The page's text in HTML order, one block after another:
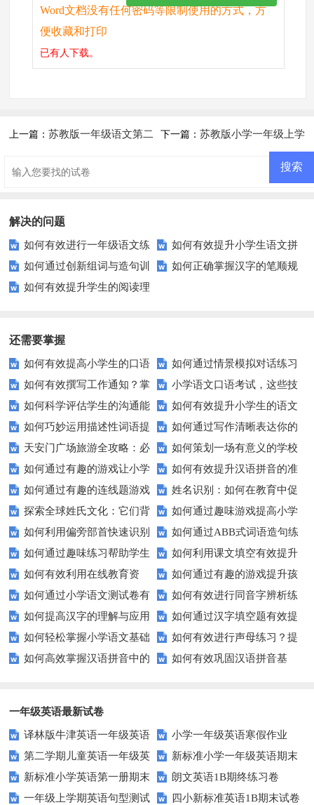
Word文档没有任何密码等限制使用的方式，方
便收藏和打印
已有人下载。
上一篇：苏教版一年级语文第二 下一篇： 苏教版小学一年级上学
解决的问题
如何有效进行一年级语文练
习？这里有你需要的方法和资
源！
如何有效提升小学生语文拼
音测试成绩？家长和老师必看！
如何通过创新组词与造句训
练提升学生的语言表达力？
如何正确掌握汉字的笔顺规
如何有效提升学生的阅读理
还需要掌握
如何有效提高小学生的口语
交际测试成绩？
如何通过情景模拟对话练习
提高你的沟通能力？
如何有效撰写工作通知？掌
握这些技巧让你的通知更专业！
小学语文口语考试，这些技
巧让孩子自信应考？
如何科学评估学生的沟通能
力？
如何有效提升小学生的语文
拼写能力？
如何巧妙运用描述性词语提
升教育效果？
如何通过写作清晰表达你的
愿望？
天安门广场旅游全攻略：必
看的历史与文化景点
如何策划一场有意义的学校
升旗仪式？
如何通过有趣的游戏让小学
生轻松掌握常见姓氏？
如何有效提升汉语拼音的准
确性和流利度？这里有妙招！
如何通过有趣的连线题游戏
提升孩子的逻辑思维能力？
姓名识别：如何在教育中促
进个性化学习？
探索全球姓氏文化：它们背
后隐藏的故事？
如何通过趣味游戏提高小学
生的拼音水平？
如何利用偏旁部首快速识别
汉字？
如何通过ABB式词语造句练
习提高孩子的语言表达能力？
如何通过趣味练习帮助学生
掌握反义词匹配？
如何利用课文填空有效提升
语文成绩？
如何有效利用在线教育资
源？
如何通过有趣的游戏提升孩
子的句子补全技巧？
如何通过小学语文测试卷有
效提高孩子的阅读与写作技能？
如何有效进行同音字辨析练
习？这些方法让你事半功倍！
如何提高汉字的理解与应用
能力？这里有妙招！
如何通过汉字填空题有效提
升小学生的汉字书写能力？
如何轻松掌握小学语文基础
知识？
如何有效进行声母练习？提
升发音技巧有妙招！
如何高效掌握汉语拼音中的
如何有效巩固汉语拼音基
一年级英语最新试卷
译林版牛津英语一年级英语
1AB测试卷
小学一年级英语寒假作业
第二学期儿童英语一年级英
语期末试卷
新标准小学一年级英语期末
质量检测题
新标准小学英语第一册期末
测试题
朗文英语1B期终练习卷
一年级上学期英语句型测试
四小新标准英语1B期末试卷